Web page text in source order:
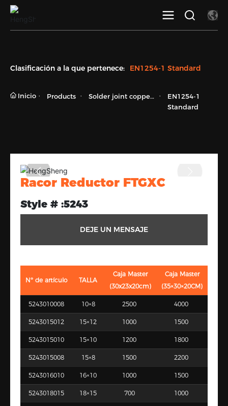
Clasificación a la que pertenece: EN1254-1 Standard
Inicio Products
Solder joint copper
EN1254-1
Standard
Racor Reductor FTGXC
Style # :5243
DEJE UN MENSAJE
Nº de artículo TALLA
Caja Master
(30x23x20cm)
Caja Master
(35×30×20CM)
5243010008 10×8 2500 4000
5243015012 15×12 1000 1500
5243015010 15×10 1200 1800
5243015008 15×8 1500 2200
5243016010 16×10 1000 1500
5243018015 18×15 700 1000